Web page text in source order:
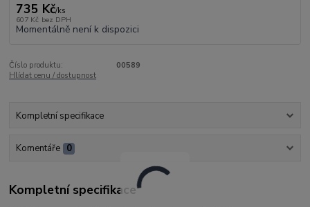
735 Kč/ks
607 Kč bez DPH
Momentálně není k dispozici
Číslo produktu:
00589
Hlídat cenu / dostupnost
Kompletní specifikace
Komentáře 0
Kompletní specifikace